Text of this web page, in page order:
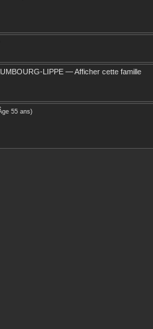
LIPPE —Afficher cette famille
55 ans)